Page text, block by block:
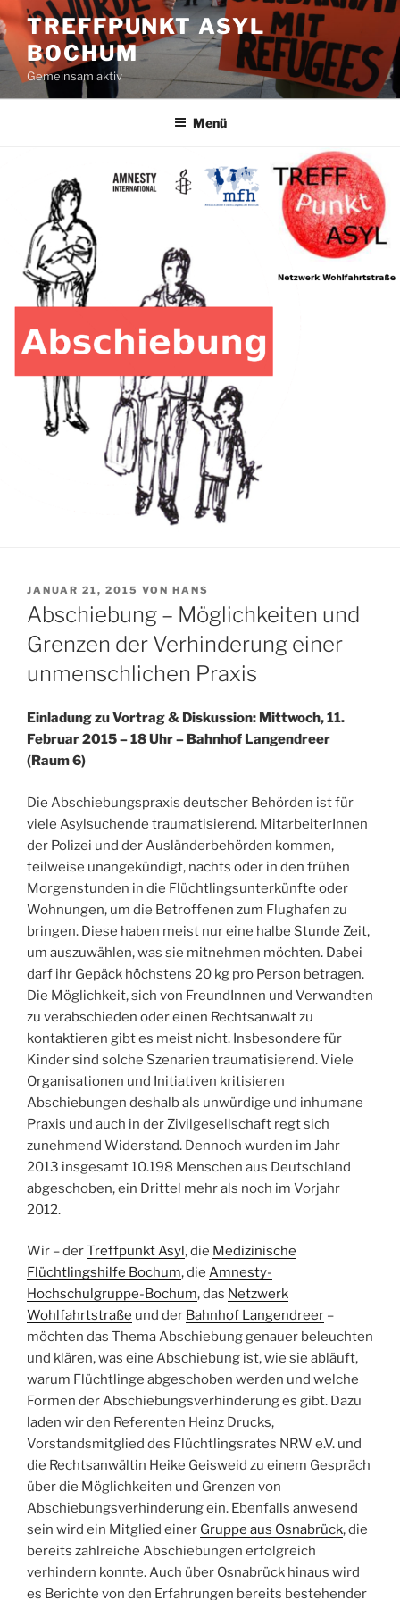
Zum
Inhalt
springen
TREFFPUNKT ASYL
BOCHUM
Gemeinsam aktiv
Menü
VERÖFFENTLICHT
AM
JANUAR 21, 2015 VON HANS
Abschiebung – Möglichkeiten und
Grenzen der Verhinderung einer
unmenschlichen Praxis
Einladung zu Vortrag & Diskussion: Mittwoch, 11.
Februar 2015 – 18 Uhr – Bahnhof Langendreer
(Raum 6)
Die Abschiebungspraxis deutscher Behörden ist für
viele Asylsuchende traumatisierend. MitarbeiterInnen
der Polizei und der Ausländerbehörden kommen,
teilweise unangekündigt, nachts oder in den frühen
Morgenstunden in die Flüchtlingsunterkünfte oder
Wohnungen, um die Betroffenen zum Flughafen zu
bringen. Diese haben meist nur eine halbe Stunde Zeit,
um auszuwählen, was sie mitnehmen möchten. Dabei
darf ihr Gepäck höchstens 20 kg pro Person betragen.
Die Möglichkeit, sich von FreundInnen und Verwandten
zu verabschieden oder einen Rechtsanwalt zu
kontaktieren gibt es meist nicht. Insbesondere für
Kinder sind solche Szenarien traumatisierend. Viele
Organisationen und Initiativen kritisieren
Abschiebungen deshalb als unwürdige und inhumane
Praxis und auch in der Zivilgesellschaft regt sich
zunehmend Widerstand. Dennoch wurden im Jahr
2013 insgesamt 10.198 Menschen aus Deutschland
abgeschoben, ein Drittel mehr als noch im Vorjahr
2012.
Wir – derTreffpunkt Asyl, die Medizinische
Flüchtlingshilfe Bochum, die Amnesty-
Hochschulgruppe-Bochum, das Netzwerk
Wohlfahrtstraße und der Bahnhof Langendreer –
möchten das Thema Abschiebung genauer beleuchten
und klären, was eine Abschiebung ist, wie sie abläuft,
warum Flüchtlinge abgeschoben werden und welche
Formen der Abschiebungsverhinderung es gibt. Dazu
laden wir den Referenten Heinz Drucks,
Vorstandsmitglied des Flüchtlingsrates NRW e.V. und
die Rechtsanwältin Heike Geisweid zu einem Gespräch
über die Möglichkeiten und Grenzen von
Abschiebungsverhinderung ein. Ebenfalls anwesend
sein wird ein Mitglied einer Gruppe aus Osnabrück, die
bereits zahlreiche Abschiebungen erfolgreich
verhindern konnte. Auch über Osnabrück hinaus wird
es Berichte von den Erfahrungen bereits bestehender